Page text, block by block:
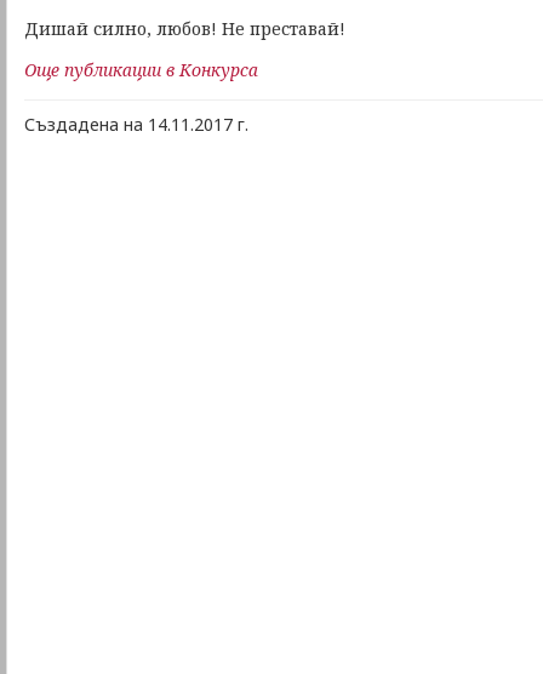
Дишай силно, любов! Не преставай!
Още публикации в Конкурса
Създадена на 14.11.2017 г.